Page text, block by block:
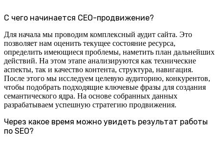
С чего начинается СЕО-продвижение?
Для начала мы проводим комплексный аудит сайта. Это
позволяет нам оценить текущее состояние ресурса,
определить имеющиеся проблемы, наметить план дальнейших
действий. На этом этапе анализируются как технические
аспекты, так и качество контента, структура, навигация.
После этого мы исследуем целевую аудиторию, конкурентов,
чтобы подобрать подходящие ключевые фразы для создания
семантического ядра. На основе собранных данных
разрабатываем успешную стратегию продвижения.
Через какое время можно увидеть результат работы
по SEO?